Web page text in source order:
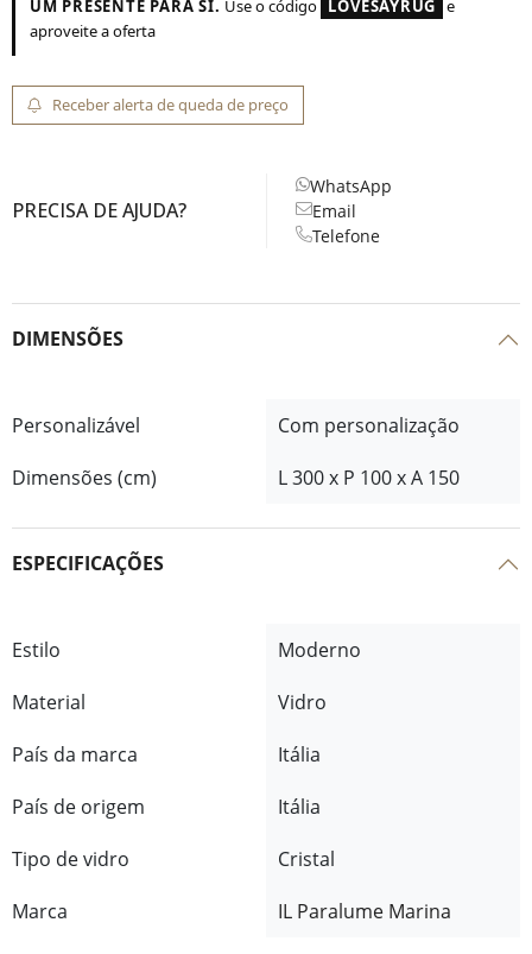
UM PRESENTE PARA SI. Use o código LOVESAYRUG e
aproveite a oferta
Receber alerta de queda de preço
PRECISA DE AJUDA?
WhatsApp
Email
Telefone
DIMENSÕES
Personalizável
Com personalização
Dimensões (cm)
L 300 x P 100 x A 150
ESPECIFICAÇÕES
Estilo
Moderno
Material
Vidro
País da marca
Itália
País de origem
Itália
Tipo de vidro
Cristal
Marca
IL Paralume Marina